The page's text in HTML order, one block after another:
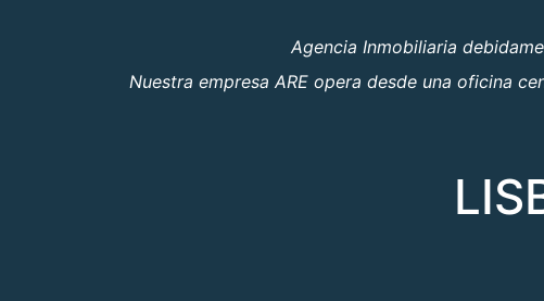
Agencia Inmobiliaria
Nuestra empresa ARE opera desde una oficina